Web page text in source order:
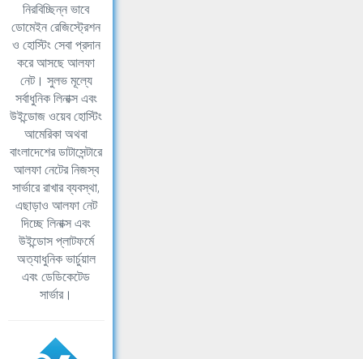
নিরবিচ্ছিন্ন ভাবে
ডোমেইন রেজিস্ট্রেশন
ও হোস্টিং সেবা প্রদান
করে আসছে আলফা
নেট। সুলভ মূল্যে
সর্বাধুনিক লিনাক্স এবং
উইন্ডোজ ওয়েব হোস্টিং
আমেরিকা অথবা
বাংলাদেশের ডাটাসেন্টারে
আলফা নেটের নিজস্ব
সার্ভারে রাখার ব্যবস্থা,
এছাড়াও আলফা নেট
দিচ্ছে লিনাক্স এবং
উইন্ডোস প্লাটফর্মে
অত্যাধুনিক ভার্চুয়াল
এবং ডেডিকেটেড
সার্ভার।